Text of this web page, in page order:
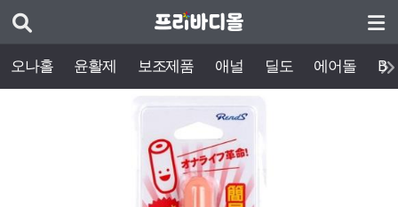
오나홀 윤활제 보조제품 애널 딜도 에어돌